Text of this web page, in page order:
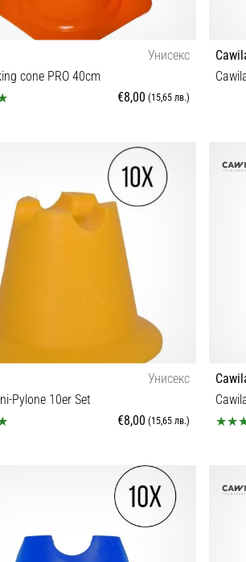
Унисекс
cone PRO 40cm
€8,00 (15,65 лв.)
Унисекс
Pylone 10er Set
€8,00 (15,65 лв.)